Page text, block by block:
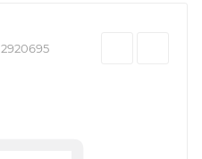
2920695